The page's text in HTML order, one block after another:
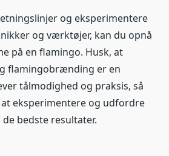
og eksperimentere
og værktøjer, kan du opnå
på en flamingo. Husk, at
flamingobrænding er en
tålmodighed og praksis, så
eksperimentere og udfordre
bedste resultater.